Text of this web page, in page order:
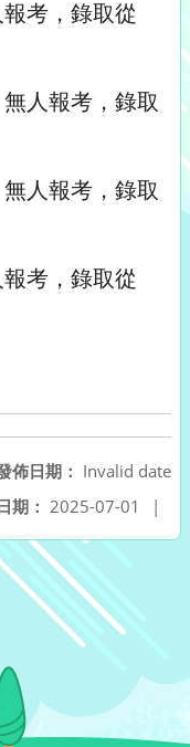
考，錄取從
人報考，錄取
人報考，錄取
考，錄取從
佈日期： Invalid date
期： 2025-07-01 |